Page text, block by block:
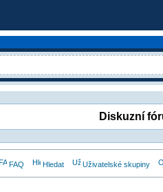
Diskuzní
FAQ Hledat Uživatelské skupiny